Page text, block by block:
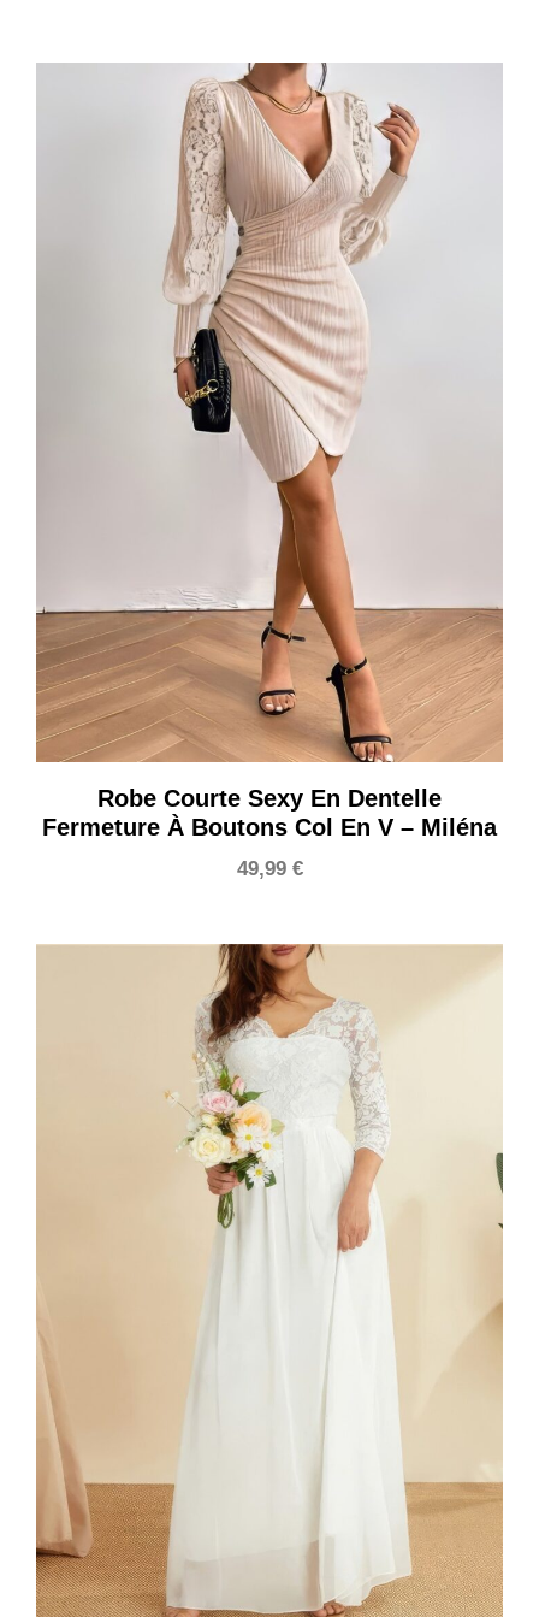
Robe Courte Sexy En Dentelle
Fermeture À Boutons Col En V – Miléna
49,99 €